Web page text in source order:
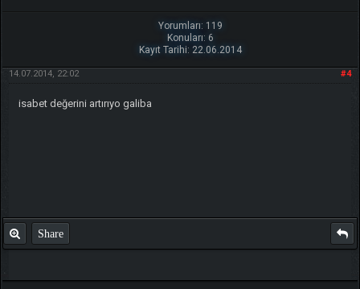
Yorumları: 119
Konuları: 6
Kayıt Tarihi: 22.06.2014
#4
14.07.2014, 22:02
isabet değerini artırıyo galiba
Share